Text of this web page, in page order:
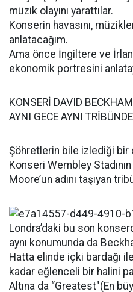
müzik olayını yarattılar.
Konserin havasını,
anlatacağım.
Ama önce İngiltere ve
ekonomik portresini
KONSERİ DAVID
AYNI GECE AYNI
Şöhretlerin bile izlediği bir
Konseri Wembley
Moore’un adını taşıyan
Londra’daki bu son
aynı konumunda da
Hatta elinde içki bardağı
kadar eğlenceli bir halini
Altına da “Greatest"(En